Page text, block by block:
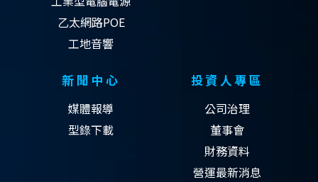
乙太網路POE
工地音響
新聞中心
媒體報導
型錄下載
投資人專區
公司治理
董事會
財務資料
營運最新消息